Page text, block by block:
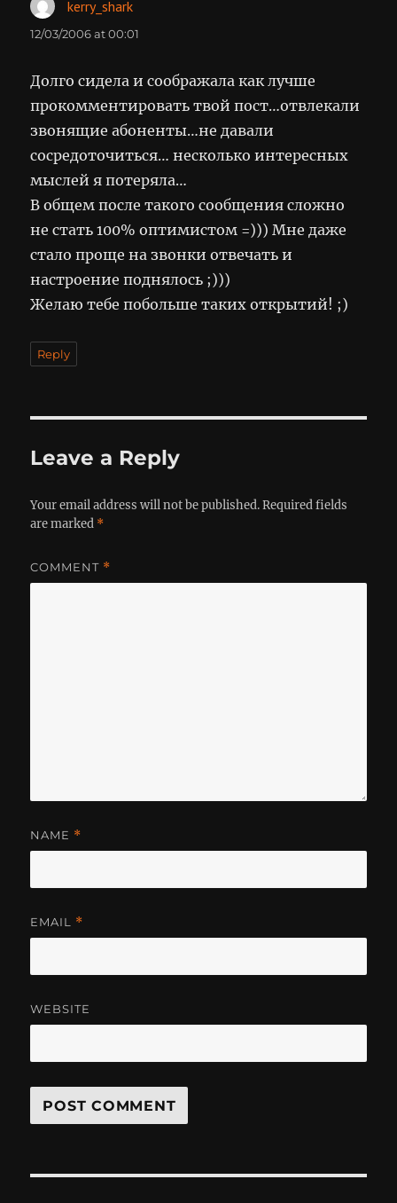
kerry_shark
12/03/2006 at 00:01
Долго сидела и соображала как лучше
прокомментировать твой пост…отвлекали
звонящие абоненты…не давали
сосредоточиться… несколько интересных
мыслей я потеряла…
В общем после такого сообщения сложно
не стать 100% оптимистом =))) Мне даже
стало проще на звонки отвечать и
настроение поднялось ;)))
Желаю тебе побольше таких открытий! ;)
Reply
Leave a Reply
Your email address will not be published. Required fields
are marked *
COMMENT *
NAME *
EMAIL *
WEBSITE